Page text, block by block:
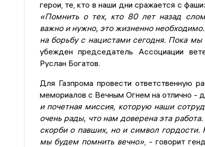
герои, те, кто в наши дни сражается с
«Помнить о тех, кто 80 лет назад
важно и нужно, это жизненно
на борьбу с нацистами сегодня. Пока
убежден председатель Ассоциации
Руслан Богатов.
Для Газпрома провести ответственную
мемориалов с Вечным Огнем на отлично -
и почетная миссия, которую наши
очень рады, что нам доверена эта
скорби о павших, но и символ гордости.
мы будем помнить вечно» , - говорит